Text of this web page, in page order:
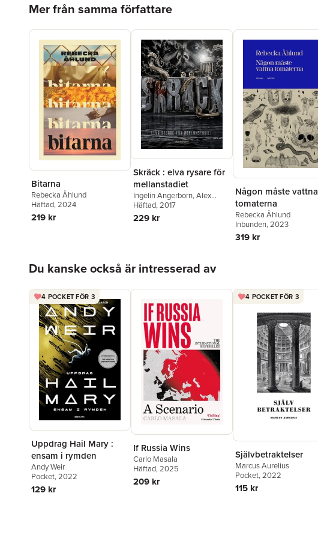
Mer från samma författare
Bitarna
Rebecka Åhlund
Häftad, 2024
219 kr
Skräck : elva rysare för
mellanstadiet
Ingelin Angerborn, Alex
Haridi,Gustav Tegby
Eriksson Sandberg
Dahlin,
Åhlund
Häftad, 2017
229 kr
Någon måste vattna
tomaterna
Rebecka Åhlund
Inbunden, 2023
319 kr
Du kanske också är intresserad av
4 POCKET FÖR 3
Uppdrag Hail Mary :
ensam i rymden
Andy Weir
Pocket, 2022
129 kr
If Russia Wins
Carlo Masala
Häftad, 2025
209 kr
4 POCKET FÖR 3
Självbetraktelser
Marcus Aurelius
Pocket, 2022
115 kr